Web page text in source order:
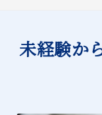
未経験か